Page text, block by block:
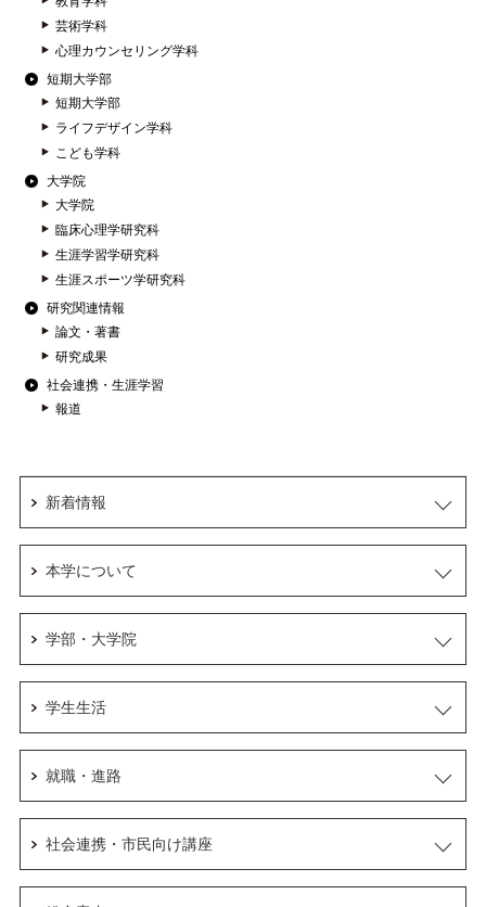
芸術学科
心理カウンセリング学科
短期大学部
短期大学部
ライフデザイン学科
こども学科
大学院
大学院
臨床心理学研究科
生涯学習学研究科
生涯スポーツ学研究科
研究関連情報
論文・著書
研究成果
社会連携・生涯学習
報道
新着情報
本学について
学部・大学院
学生生活
就職・進路
社会連携・市民向け講座